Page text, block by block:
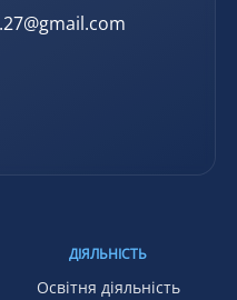
ДІЯЛЬНІСТЬ
Освітня діяльність